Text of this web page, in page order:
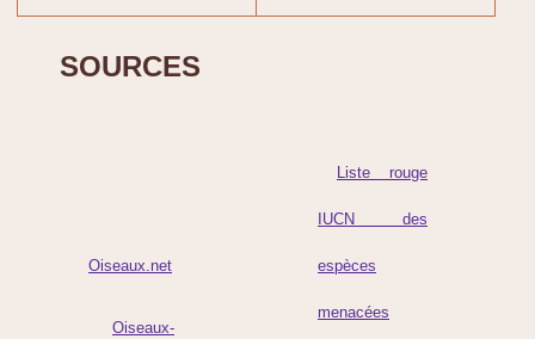
SOURCES
Oiseaux.net
Oiseaux-
Liste rouge
IUCN des
espèces
menacées